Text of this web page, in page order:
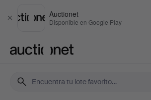
Cerrar
Auctionet
Disponible en Google Play